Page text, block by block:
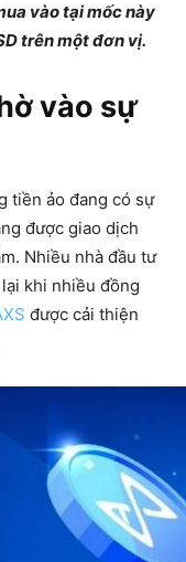
vào tại mốc này
trên một đơn vị.
vào sự
tiền ảo đang có sự
được giao dịch
Nhiều nhà đầu tư
khi nhiều đồng
được cải thiện